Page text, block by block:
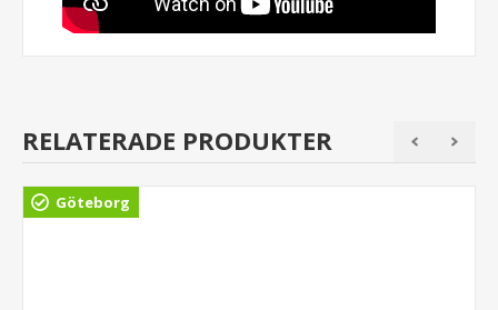
RELATERADE PRODUKTER
Göteborg